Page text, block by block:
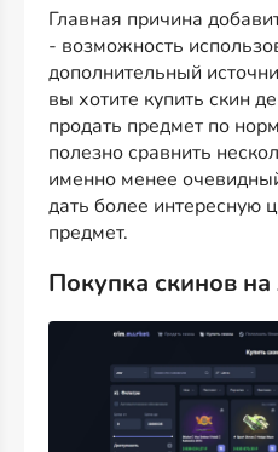
Главная причина
- возможность
дополнительный
вы хотите купить скин
продать предмет по
полезно сравнить
именно менее
дать более интересную
предмет.
Покупка скинов